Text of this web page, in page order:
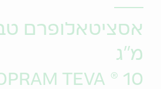
מ"ג
TEVA ® 10